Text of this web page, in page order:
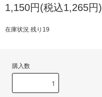
1,150円(税込1,265円)
在庫状況 残り19
購入数